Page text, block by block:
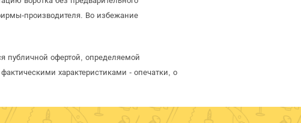
производителя. Во избежание
публичной офертой, определяемой
характеристиками - опечатки, о